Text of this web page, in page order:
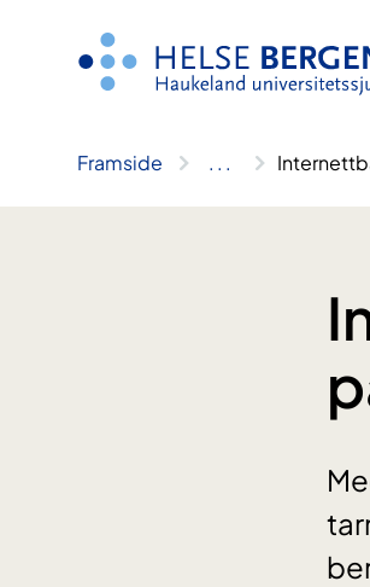
Framside .. .